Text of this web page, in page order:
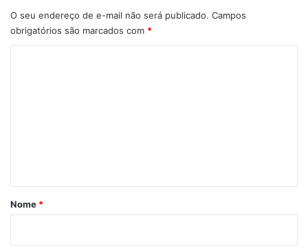
O seu endereço de e-mail não será publicado. Campos
obrigatórios são marcados com *
rNome *